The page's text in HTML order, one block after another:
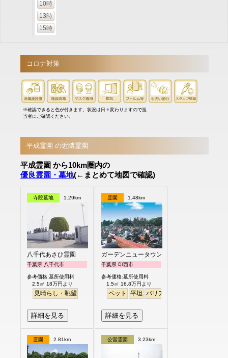
10時
13時
15時
コロナ対策
※確認できると色が付きます。状況は日々変わりますので担
当者にご確認ください。
平成霊園 の近隣霊園
平成霊園 から10km圏内の
優良霊園・墓地(←まとめて地図で確認)
寺院墓地 1.29km
八千代あさひ霊園
千葉県 八千代市
参考価格:墓所使用料
2.5㎡ 18万円より
見晴らし・眺望
詳細を見る
霊園 1.48km
ガーデンニュータウン霊園
千葉県 印西市
参考価格:墓所使用料
1.5㎡ 16.8万円より
ペット 平坦 バリアフリー
詳細を見る
霊園 2.81km 公営霊園 3.23km